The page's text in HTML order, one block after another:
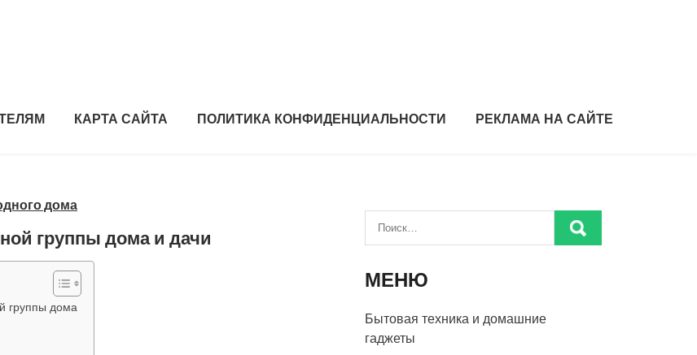
КАРТА САЙТА ПОЛИТИКА КОНФИДЕНЦИАЛЬНОСТИ РЕКЛАМА НА САЙТЕ
дома
группы дома и дачи
группы дома
МЕНЮ
Бытовая техника и домашние
гаджеты